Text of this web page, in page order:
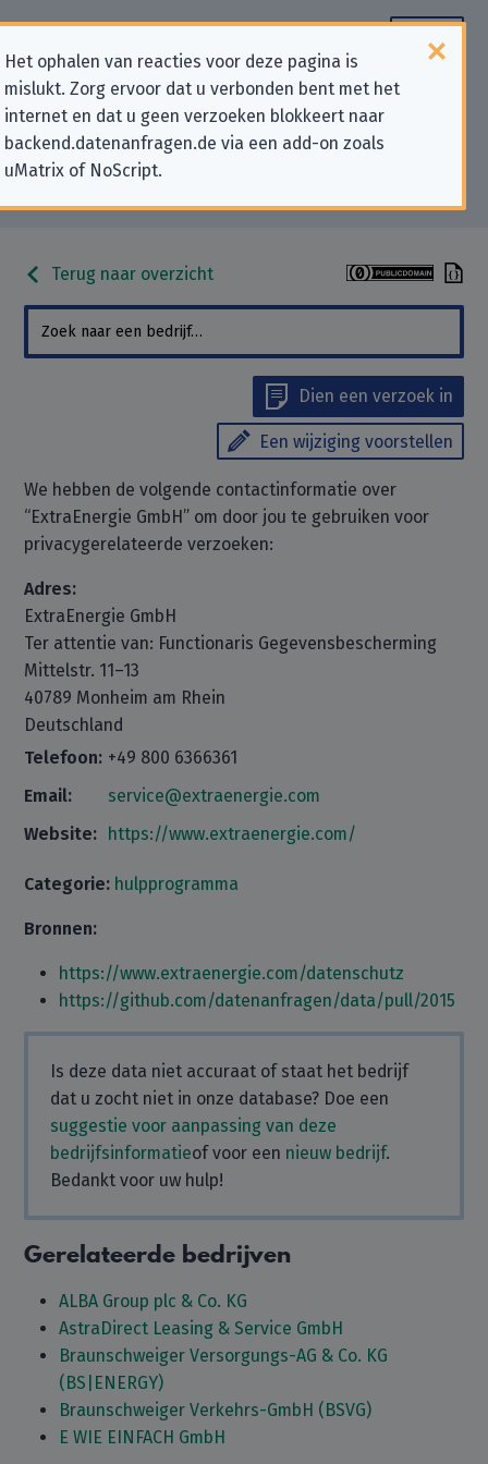
Het ophalen van reacties voor deze pagina is
mislukt. Zorg ervoor dat u verbonden bent met het
internet en dat u geen verzoeken blokkeert naar
backend.datenanfragen.de via een add-on zoals
uMatrix of NoScript.
Contactgegevens voor
privacygerelateerde verzoeken
aan “ExtraEnergie GmbH”
Terug naar overzicht
Dien een verzoek in
Een wijziging voorstellen
We hebben de volgende contactinformatie over
“ExtraEnergie GmbH” om door jou te gebruiken voor
privacygerelateerde verzoeken:
Adres:
ExtraEnergie GmbH
Ter attentie van: Functionaris Gegevensbescherming
Mittelstr. 11–13
40789 Monheim am Rhein
Deutschland
Telefoon: +49 800 6366361
Email:
service@extraenergie.com
Website: https://www.extraenergie.com/
Categorie: hulpprogramma
Bronnen:
https://www.extraenergie.com/datenschutz
https://github.com/datenanfragen/data/pull/2015
Is deze data niet accuraat of staat het bedrijf
dat u zocht niet in onze database? Doe een
suggestie voor aanpassing van deze
bedrijfsinformatieof voor een nieuw bedrijf.
Bedankt voor uw hulp!
Gerelateerde bedrijven
ALBA Group plc & Co. KG
AstraDirect Leasing & Service GmbH
Braunschweiger Versorgungs-AG & Co. KG
(BS|ENERGY)
Braunschweiger Verkehrs-GmbH (BSVG)
E WIE EINFACH GmbH